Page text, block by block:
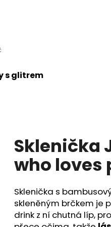
s glitrem Plátěné
Sklenička
who loves
Sklenička s
skleněným brčkem je
drink z ní chutná líp,